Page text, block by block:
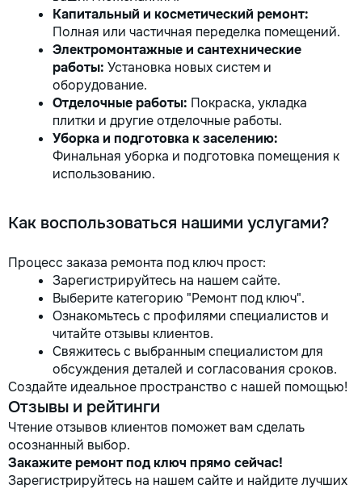
Капитальный и косметический ремонт:
Полная или частичная переделка помещений.
Электромонтажные и сантехнические
работы: Установка новых систем и
оборудование.
Отделочные работы: Покраска, укладка
плитки и другие отделочные работы.
Уборка и подготовка к заселению:
Финальная уборка и подготовка помещения к
использованию.
Как воспользоваться нашими услугами?
Процесс заказа ремонта под ключ прост:
Зарегистрируйтесь на нашем сайте.
Выберите категорию "Ремонт под ключ".
Ознакомьтесь с профилями специалистов и
читайте отзывы клиентов.
Свяжитесь с выбранным специалистом для
обсуждения деталей и согласования сроков.
Создайте идеальное пространство с нашей помощью!
Отзывы и рейтинги
Чтение отзывов клиентов поможет вам сделать
осознанный выбор.
Закажите ремонт под ключ прямо сейчас!
Зарегистрируйтесь на нашем сайте и найдите лучших